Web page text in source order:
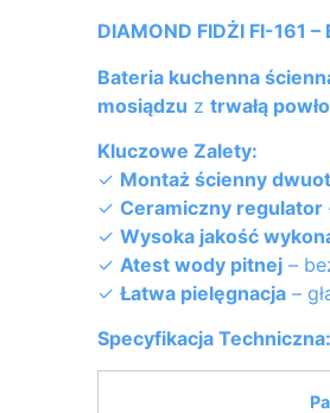
DIAMOND FIDŻI FI-161
Bateria kuchenna
mosiądzu z trwałą
Kluczowe Zalety:
✓ Montaż ścienny
✓ Ceramiczny regulator
✓ Wysoka jakość
✓ Atest wody pitnej –
✓ Łatwa pielęgnacja –
Specyfikacja Techniczna: